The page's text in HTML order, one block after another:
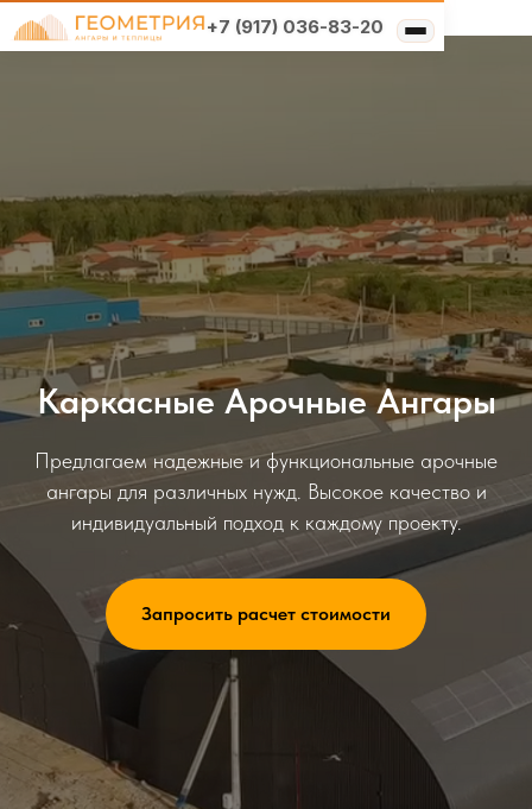
+7 (917) 036-83-20
О компании
Реализованные проекты
Нижний Новгород и область
Москва и область
Санкт-Петербург и
область
Нижний Новгород и
Самара и область
Каркасные Арочные Ангары
Предлагаем надежные и функциональные арочные
ангары для различных нужд. Высокое качество и
индивидуальный подход к каждому проекту.
Запросить расчет стоимости